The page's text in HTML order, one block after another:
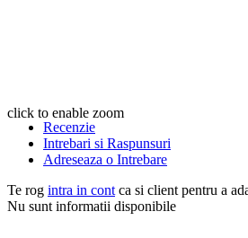
click to enable zoom
Recenzie
Intrebari si Raspunsuri
Adreseaza o Intrebare
Te rog intra in cont ca si client pentru a
Nu sunt informatii disponibile